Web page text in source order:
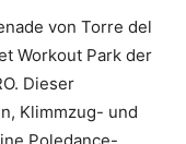
von Torre del
Workout Park der
Dieser
Klimmzug- und